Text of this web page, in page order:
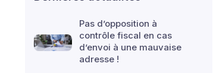
Pas d’opposition à
contrôle fiscal en cas
d’envoi à une mauvaise
adresse !